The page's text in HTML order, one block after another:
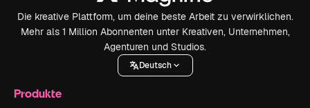
Die kreative Plattform, um deine beste Arbeit zu verwirklichen.
Mehr als 1 Million Abonnenten unter Kreativen, Unternehmen,
Agenturen und Studios.
Deutsch
Produkte